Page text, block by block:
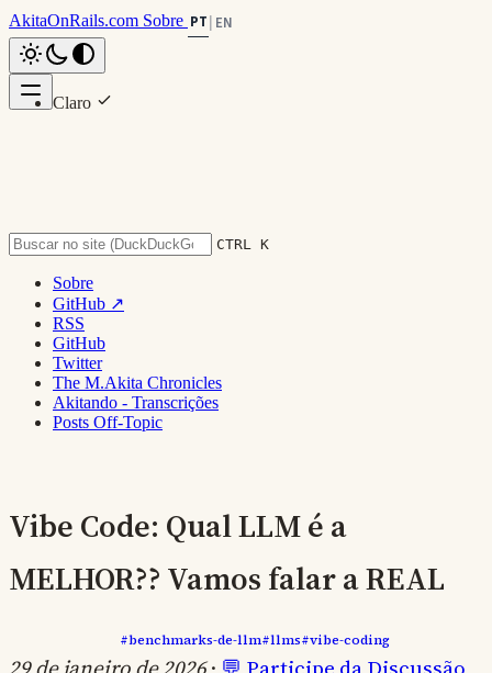
AkitaOnRails.com Sobre PT EN
Claro
CTRL K
Sobre
GitHub ↗
RSS
GitHub
Twitter
The M.Akita Chronicles
Akitando - Transcrições
Posts Off-Topic
3. Kimi 2.5
4. Gemini 3 Pro Preview
5. MiniMax v2.1
Conclusão
Voltar ao topo
Vibe Code: Qual LLM é a
MELHOR?? Vamos falar a REAL
#benchmarks-de-llm#llms#vibe-coding